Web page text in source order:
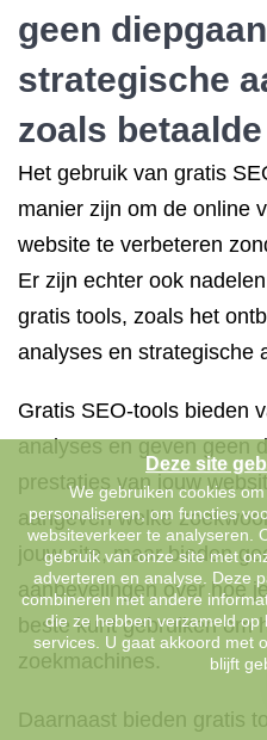
geen
strategische
zoals
Het gebruik van gratis
manier zijn om de online
website te verbeteren
Er zijn echter ook
gratis tools, zoals het
analyses en strategische
Gratis SEO-tools bieden
analyses en geven geen
prestaties van jouw
aangeven welke
jouw site, maar bieden
aanbevelingen over hoe
beste kunt gebruiken om
zoekmachines.
Daarnaast bieden gratis
Deze site
We gebruiken cookies
personaliseren, om functies
websiteverkeer te analyseren.
gebruik van onze site met
adverteren en analyse. Deze
combineren met andere
die ze hebben verzameld op
services. U gaat akkoord met
blijft